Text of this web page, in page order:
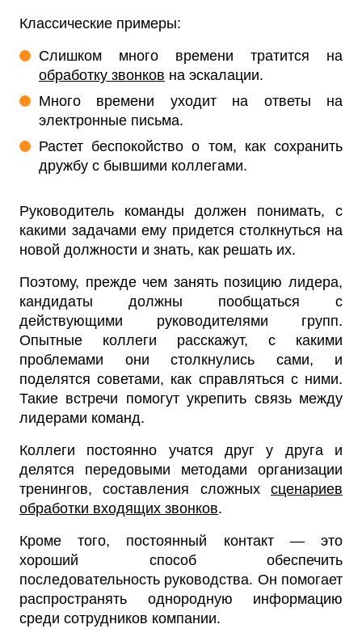
Классические примеры:
Слишком много времени тратится на
обработку звонков на эскалации.
Много времени уходит на ответы на
электронные письма.
Растет беспокойство о том, как сохранить
дружбу с бывшими коллегами.
Руководитель команды должен понимать, с
какими задачами ему придется столкнуться на
новой должности и знать, как решать их.
Поэтому, прежде чем занять позицию лидера,
кандидаты должны пообщаться с
действующими руководителями групп.
Опытные коллеги расскажут, с какими
проблемами они столкнулись сами, и
поделятся советами, как справляться с ними.
Такие встречи помогут укрепить связь между
лидерами команд.
Коллеги постоянно учатся друг у друга и
делятся передовыми методами организации
тренингов, составления сложных сценариев
обработки входящих звонков.
Кроме того, постоянный контакт — это
хороший способ обеспечить
последовательность руководства. Он помогает
распространять однородную информацию
среди сотрудников компании.